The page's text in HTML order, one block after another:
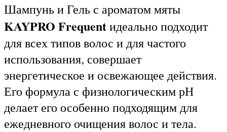
Шампунь и Гель с ароматом мяты
KAYPRO Frequentидеально подходит
для всех типов волос и для частого
использования, совершает
энергетическое и освежающее действия.
Его формула с физиологическим рН
делает его особенно подходящим для
ежедневного очищения волос и тела.